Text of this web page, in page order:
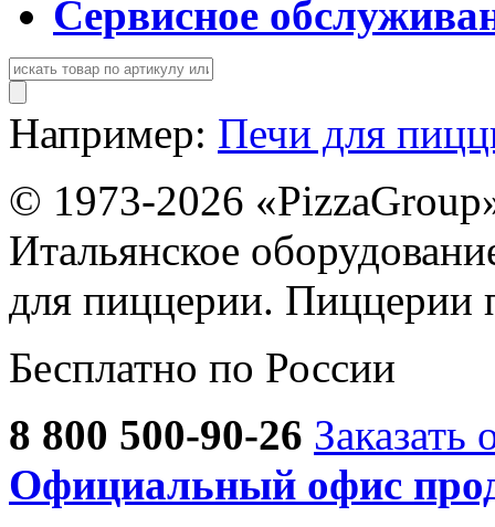
Сервисное
Например: Печи для
© 1973-2026
Итальянское
для пиццерии. Пиццерии
Бесплатно по России
8 800 500-90-26 Заказать
Официальный офис